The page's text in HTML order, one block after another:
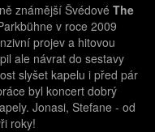
známější Švédové The
v roce 2009
projev a hitovou
ale návrat do sestavy
slyšet kapelu i před pár
byl koncert dobrý
Jonasi, Stefane - od
roky!